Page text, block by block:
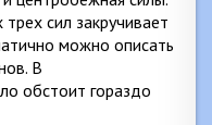
сил закручивает
можно описать
В
обстоит гораздо